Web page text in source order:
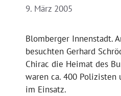
9. März 2005
Blomberger Innenstadt.
besuchten Gerhard
Chirac die Heimat des
waren ca. 400 Polizisten
im Einsatz.